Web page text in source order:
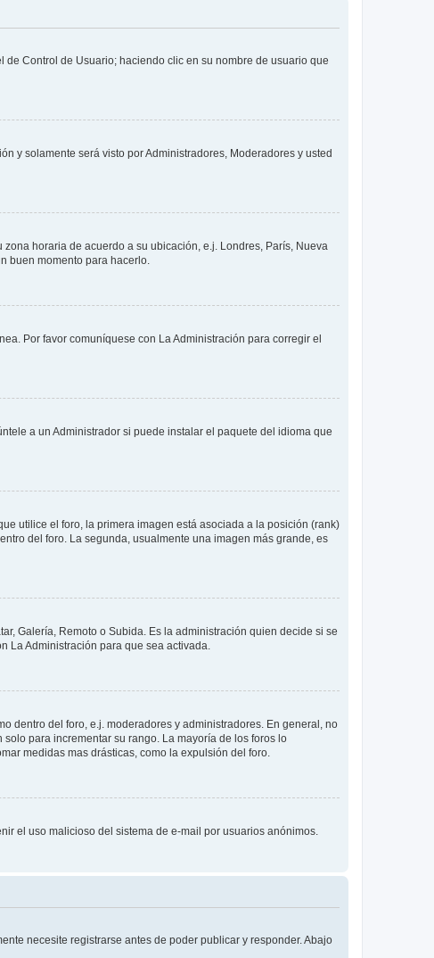
Control de Usuario; haciendo clic en su nombre de usuario que
y solamente será visto por Administradores, Moderadores y usted
horaria de acuerdo a su ubicación, e.j. Londres, París, Nueva
buen momento para hacerlo.
Por favor comuníquese con La Administración para corregir el
a un Administrador si puede instalar el paquete del idioma que
utilice el foro, la primera imagen está asociada a la posición (rank)
del foro. La segunda, usualmente una imagen más grande, es
Galería, Remoto o Subida. Es la administración quien decide si se
La Administración para que sea activada.
dentro del foro, e.j. moderadores y administradores. En general, no
para incrementar su rango. La mayoría de los foros lo
medidas mas drásticas, como la expulsión del foro.
el uso malicioso del sistema de e-mail por usuarios anónimos.
necesite registrarse antes de poder publicar y responder. Abajo